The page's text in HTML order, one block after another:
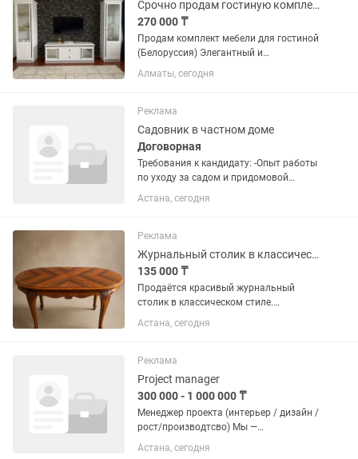
Срочно продам гостиную комплект
270 000 ₸
Продам комплект мебели для гостиной
(Белоруссия) Элегантный и
качественный комплект для гостиной
белорусского производства.
белом цвете с черной фурнитурой и...
Алматы, сегодня
Реклама
Садовник в частном доме
Договорная
Требования к кандидату: -Опыт работы
по уходу за садом и придомовой
территорией. - Знание основных
правил ухода за деревьями,
декоративными растениями. - В
зимний период-...
Астана, сегодня
Реклама
Журнальный столик в классическом стиле резной, с красивой столешницей
135 000 ₸
Продаётся красивый журнальный
столик в классическом стиле.
Эффектная столешница с
декоративной раскладкой дерева,
придают ему благородный и дорогой
вид. Стол...
Астана, сегодня
Реклама
Project manager
300 000 - 1 000 000 ₸
Менеджер проекта (интерьер / дизайн /
рост/производтсво) Мы —
развивающаяся компания в сфере
производства современных
Астана, сегодня